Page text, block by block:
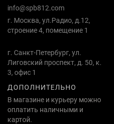
info@spb812.com
г. Москва, ул.Радио, д.12,
строение 4, помещение 1
г. Санкт-Петербург, ул.
Лиговский проспект, д. 50, к.
3, офис 1
ДОПОЛНИТЕЛЬНО
В магазине и курьеру можно
оплатить наличными и
картой.